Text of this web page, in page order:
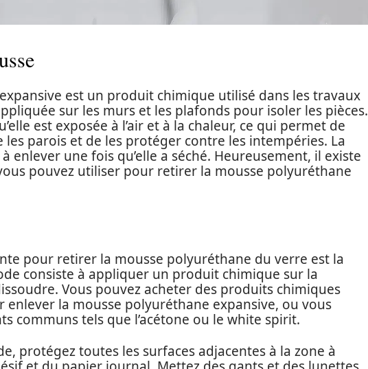
est un produit chimique utilisé dans les travaux
sur les murs et les plafonds pour isoler les pièces.
est exposée à l’air et à la chaleur, ce qui permet de
les parois et de les protéger contre les intempéries. La
enlever une fois qu’elle a séché. Heureusement, il existe
pouvez utiliser pour retirer la mousse polyuréthane
pour retirer la mousse polyuréthane du verre est la
consiste à appliquer un produit chimique sur la
Vous pouvez acheter des produits chimiques
enlever la mousse polyuréthane expansive, ou vous
communs tels que l’acétone ou le white spirit.
protégez toutes les surfaces adjacentes à la zone à